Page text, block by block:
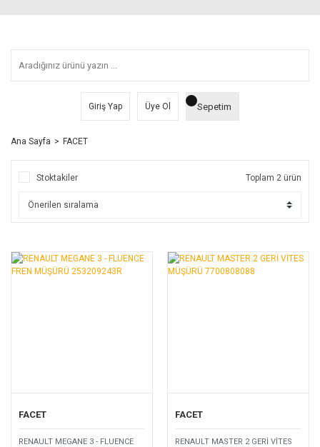
Giriş Yap Üye Ol Sepetim
Ana Sayfa FACET
Stoktakiler Toplam 2 ürün
FACET
RENAULT MEGANE 3 - FLUENCE
FACET
RENAULT MASTER 2 GERİ VİTES